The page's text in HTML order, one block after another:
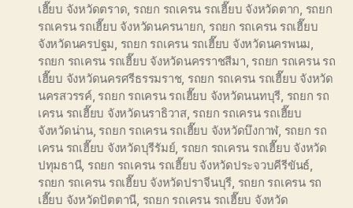
เฮี๊ยบ จังหวัดตราด รถยก รถเครน รถเฮี๊ยบ จังหวัดตาก รถยก
รถเครน รถเฮี๊ยบ จังหวัดนครนายก รถยก รถเครน รถเฮี๊ยบ
จังหวัดนครปฐม รถยก รถเครน รถเฮี๊ยบ จังหวัดนครพนม
รถยก รถเครน รถเฮี๊ยบ จังหวัดนครราชสีมา รถยก รถเครน รถ
เฮี๊ยบ จังหวัดนครศรีธรรมราช, รถยก รถเครน รถเฮี๊ยบ จังหวัด
นครสวรรค์, รถยก รถเครน รถเฮี๊ยบ จังหวัดนนทบุรี รถยก รถ
เครน รถเฮี๊ยบ จังหวัดนราธิวาส, รถยก รถเครน รถเฮี๊ยบ
จังหวัดน่าน, รถยก รถเครน รถเฮี๊ยบ จังหวัดบึงกาฬ, รถยก รถ
เครน รถเฮี๊ยบ จังหวัดบุรีรัมย์, รถยก รถเครน รถเฮี๊ยบ จังหวัด
ปทุมธานี, รถยก รถเครน รถเฮี๊ยบ จังหวัดประจวบคีรีขันธ์
รถยก รถเครน รถเฮี๊ยบ จังหวัดปราจีนบุรี รถยก รถเครน รถ
เฮี๊ยบ จังหวัดปัตตานี รถยก รถเครน รถเฮี๊ยบ จังหวัด